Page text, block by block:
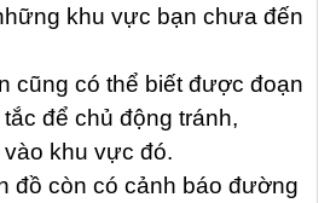
khu vực bạn chưa đến
cũng có thể biết được đoạn
để chủ động tránh,
khu vực đó.
đồ còn có cảnh báo đường